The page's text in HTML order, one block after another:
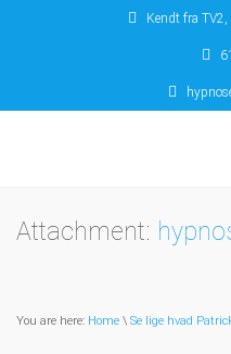
Kendt fra
Attachment:
You are here: Home \ Se lige hvad